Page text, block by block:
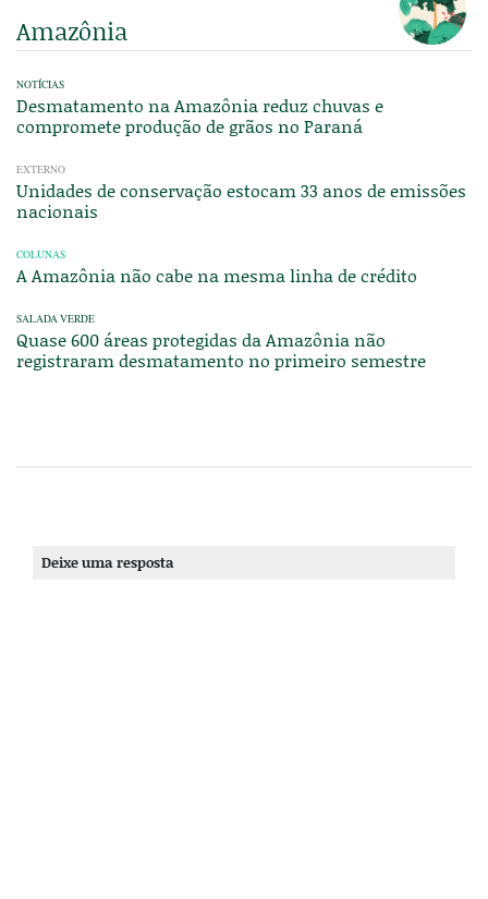
Amazônia
NOTÍCIAS
Desmatamento na Amazônia reduz chuvas e
compromete produção de grãos no Paraná
EXTERNO
Unidades de conservação estocam 33 anos de emissões
nacionais
COLUNAS
A Amazônia não cabe na mesma linha de crédito
SALADA VERDE
Quase 600 áreas protegidas da Amazônia não
registraram desmatamento no primeiro semestre
Deixe uma resposta